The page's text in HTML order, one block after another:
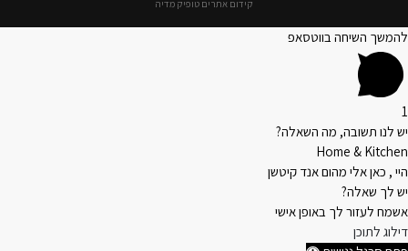
קידום אתרים טופיק מדיה
להמשך השיחה בווטסאפ
1
יש לנו תשובה, מה השאלה?
Home & Kitchen
היי , כאן אלי מהום אנד קיטשן
יש לך שאלה?
אשמח לעזור לך באופן אישי
דילוג לתוכן